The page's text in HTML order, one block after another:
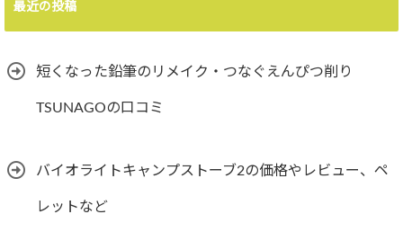
最近の投稿
短くなった鉛筆のリメイク・つなぐえんぴつ削り
TSUNAGOの口コミ
バイオライトキャンプストーブ2の価格やレビュー、ペ
レットなど